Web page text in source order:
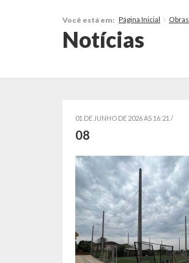
Você está em: Página Inicial Obras
Notícias
01 DE JUNHO DE 2026 AS 16:21 /
08